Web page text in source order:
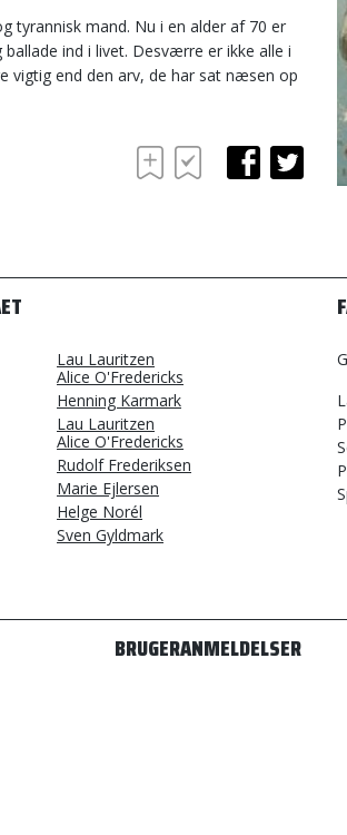
tyrannisk mand. Nu i en alder af 70 er
ind i livet. Desværre er ikke alle i
vigtig end den arv, de har sat næsen op
Lau Lauritzen
Alice O'Fredericks
Henning Karmark
Lau Lauritzen
Alice O'Fredericks
Rudolf Frederiksen
Marie Ejlersen
Helge Norél
Sven Gyldmark
BRUGERANMELDELSER